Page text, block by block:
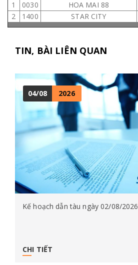
1
0030 HOA MAI 88
2
1400 STAR CITY
TIN, BÀI LIÊN QUAN
04/08 2026
Kế hoạch dẫn tàu ngày 02/08/2026
CHI TIẾT